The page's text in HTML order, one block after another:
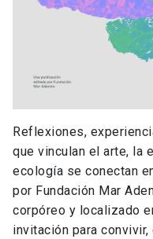
Reflexiones,
que vinculan el arte, la
ecología se conectan
por Fundación Mar
corpóreo y localizado
invitación para